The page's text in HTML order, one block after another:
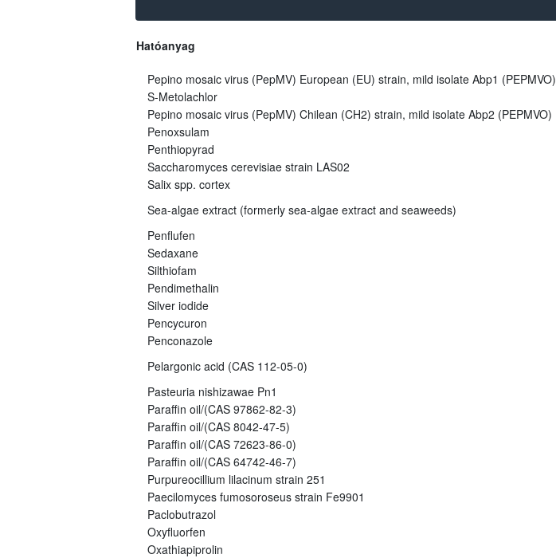
Hatóanyag
Pepino mosaic virus (PepMV) European (EU) strain, mild isolate Abp1 (PEPMVO)
S-Metolachlor
Pepino mosaic virus (PepMV) Chilean (CH2) strain, mild isolate Abp2 (PEPMVO)
Penoxsulam
Penthiopyrad
Saccharomyces cerevisiae strain LAS02
Salix spp. cortex
Sea-algae extract (formerly sea-algae extract and seaweeds)
Penflufen
Sedaxane
Silthiofam
Pendimethalin
Silver iodide
Pencycuron
Penconazole
Pelargonic acid (CAS 112-05-0)
Pasteuria nishizawae Pn1
Paraffin oil/(CAS 97862-82-3)
Paraffin oil/(CAS 8042-47-5)
Paraffin oil/(CAS 72623-86-0)
Paraffin oil/(CAS 64742-46-7)
Purpureocillium lilacinum strain 251
Paecilomyces fumosoroseus strain Fe9901
Paclobutrazol
Oxyfluorfen
Oxathiapiprolin